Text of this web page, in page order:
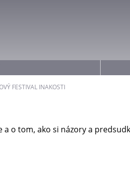
FESTIVAL INAKOSTI
a o tom, ako si názory a